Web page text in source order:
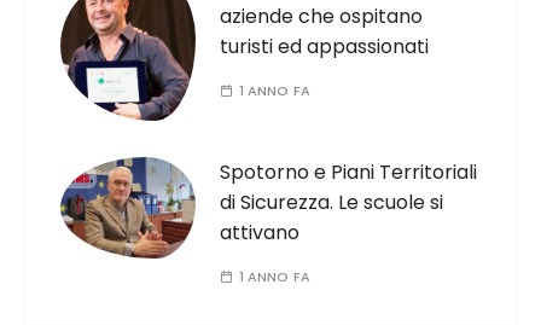
aziende che ospitano
turisti ed appassionati
1 ANNO FA
Spotorno e Piani Territoriali
di Sicurezza. Le scuole si
attivano
1 ANNO FA